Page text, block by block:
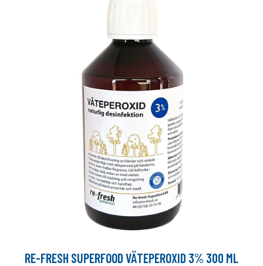
RE-FRESH SUPERFOOD VÄTEPEROXID 3% 300 ML